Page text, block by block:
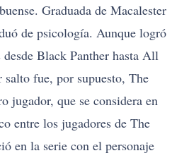
Graduada de Macalester
de psicología. Aunque logró
desde Black Panther hasta All
salto fue, por supuesto, The
jugador, que se considera en
entre los jugadores de The
en la serie con el personaje